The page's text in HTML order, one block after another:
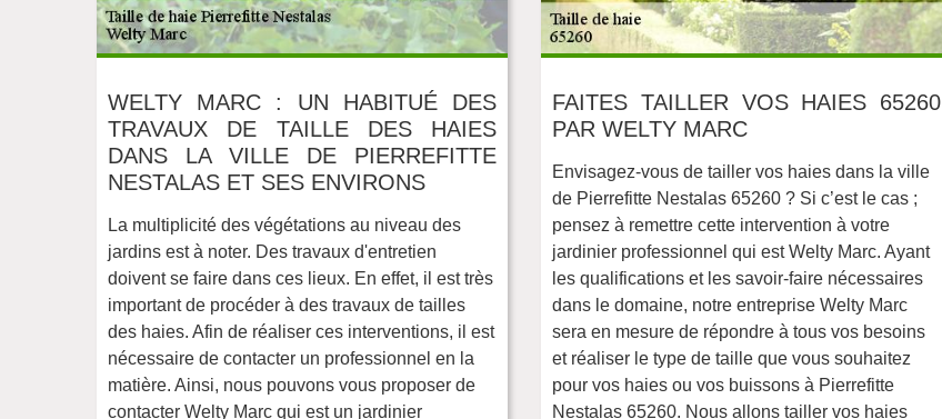
WELTY MARC : UN HABITUÉ DES
TRAVAUX DE TAILLE DES HAIES
DANS LA VILLE DE PIERREFITTE
NESTALAS ET SES ENVIRONS
La multiplicité des végétations au niveau des
jardins est à noter. Des travaux d'entretien
doivent se faire dans ces lieux. En effet, il est très
important de procéder à des travaux de tailles
des haies. Afin de réaliser ces interventions, il est
nécessaire de contacter un professionnel en la
matière. Ainsi, nous pouvons vous proposer de
contacter Welty Marc qui est un jardinier
FAITES TAILLER VOS HAIES 65260
PAR WELTY MARC
Envisagez-vous de tailler vos haies dans la ville
de Pierrefitte Nestalas 65260 ? Si c’est le cas ;
pensez à remettre cette intervention à votre
jardinier professionnel qui est Welty Marc. Ayant
les qualifications et les savoir-faire nécessaires
dans le domaine, notre entreprise Welty Marc
sera en mesure de répondre à tous vos besoins
et réaliser le type de taille que vous souhaitez
pour vos haies ou vos buissons à Pierrefitte
Nestalas 65260. Nous allons tailler vos haies